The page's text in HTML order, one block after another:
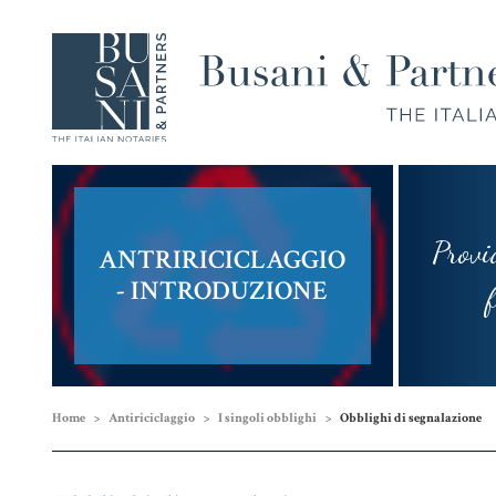
Compravendita
e
Finanziamenti
Famiglia,
Unioni
Civili e
Successioni
ANTRIRICICLAGGIO
- INTRODUZIONE
Home Antiriciclaggio I singoli obblighi Obblighi di segnalazione